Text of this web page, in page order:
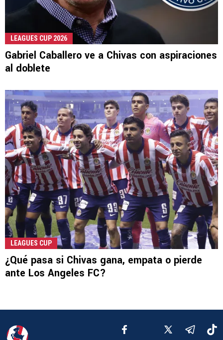
LEAGUES CUP 2026
Gabriel Caballero ve a Chivas con aspiraciones
al doblete
LEAGUES CUP
¿Qué pasa si Chivas gana, empata o pierde
ante Los Angeles FC?